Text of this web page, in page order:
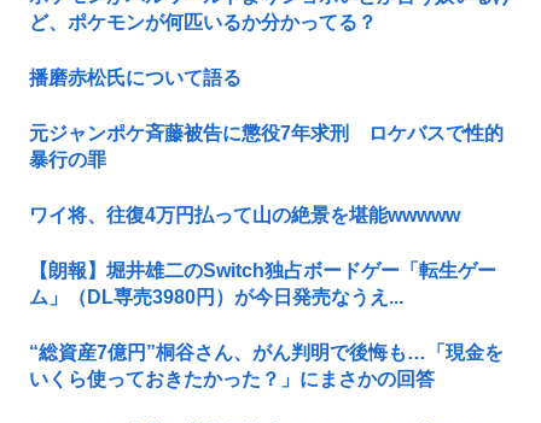
ど、ポケモンが何匹いるか分かってる？
播磨赤松氏について語る
元ジャンポケ斉藤被告に懲役7年求刑 ロケバスで性的
暴行の罪
ワイ将、往復4万円払って山の絶景を堪能wwwww
【朗報】堀井雄二のSwitch独占ボードゲー「転生ゲー
ム」（DL専売3980円）が今日発売なうえ...
“総資産7億円”桐谷さん、がん判明で後悔も…「現金を
いくら使っておきたかった？」にまさかの回答